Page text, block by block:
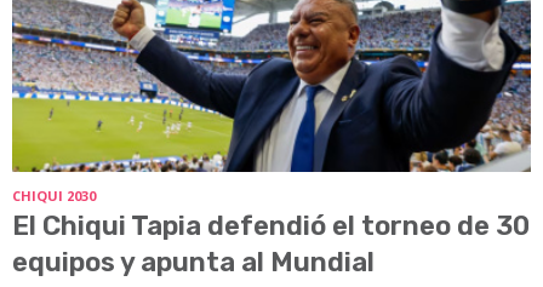
CHIQUI 2030
El Chiqui Tapia defendió el torneo de 30
equipos y apunta al Mundial